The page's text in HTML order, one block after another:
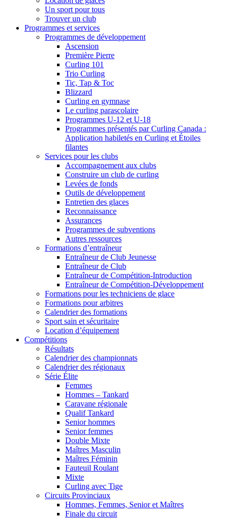
Un sport pour tous
Trouver un club
Programmes et services
Programmes de développement
Ascension
Première Pierre
Curling 101
Trio Curling
Tic, Tap & Toc
Blizzard
Curling en gymnase
Le curling parascolaire
Programmes U-12 et U-18
Programmes présentés par Curling Canada :
Application habiletés en Curling et Étoiles
filantes
Services pour les clubs
Accompagnement aux clubs
Construire un club de curling
Levées de fonds
Outils de développement
Entretien des glaces
Reconnaissance
Assurances
Programmes de subventions
Autres ressources
Formations d’entraîneur
Entraîneur de Club Jeunesse
Entraîneur de Club
Entraîneur de Compétition-Introduction
Entraîneur de Compétition-Développement
Formations pour les techniciens de glace
Formations pour arbitres
Calendrier des formations
Sport sain et sécuritaire
Location d’équipement
Compétitions
Résultats
Calendrier des championnats
Calendrier des régionaux
Série Élite
Femmes
Hommes – Tankard
Caravane régionale
Qualif Tankard
Senior hommes
Senior femmes
Double Mixte
Maîtres Masculin
Maîtres Féminin
Fauteuil Roulant
Mixte
Curling avec Tige
Circuits Provinciaux
Hommes, Femmes, Senior et Maîtres
Finale du circuit